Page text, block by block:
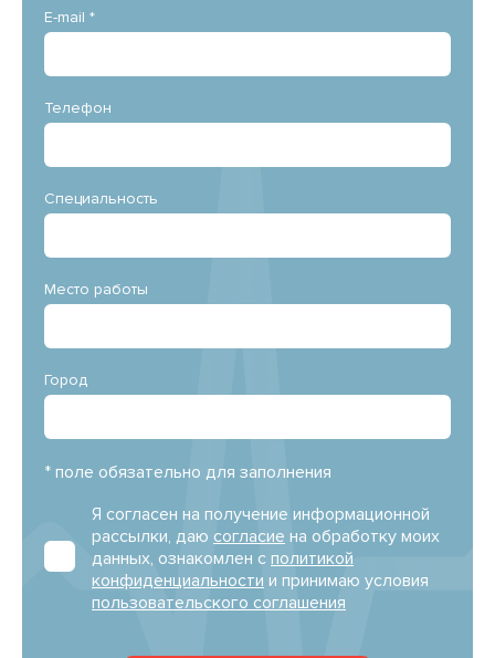
E-mail *
Телефон
Специальность
Место работы
Город
* поле обязательно для заполнения
Я согласен на получение информационной
рассылки, даю согласие на обработку моих
данных, ознакомлен с политикой
конфиденциальности и принимаю условия
пользовательского соглашения